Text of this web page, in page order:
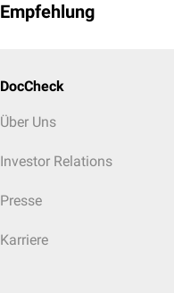
Empfehlung
DocCheck
Über Uns
Investor Relations
Presse
Karriere